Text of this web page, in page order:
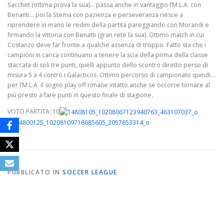
Sacchet (ottima prova la sua)… passa anche in vantaggio l’M.L.A. con
Benanti… poi la Stema con pazienza e perseveranza riesce a
riprendere in mano le redini della partita pareggiando con Morandi e
firmando la vittoria con Benatti (gran rete la sua). Ottimo match in cui
Costanzo deve far fronte a qualche assenza di troppo. Fatto sta che i
campioni in carica continuano a tenere la scia della prima della classe
staccata di soli tre punti, quelli appunto dello scontro diretto perso di
misura 5 a 4 contro i Galacticos. Ottimo percorso di campionato quindi…
per l’M.L.A. il sogno play off rimane intatto anche se occorre tornare al
più presto a fare punti in questo finale di stagione.
VOTO PARTITA: 10
PUBBLICATO IN SOCCER LEAGUE